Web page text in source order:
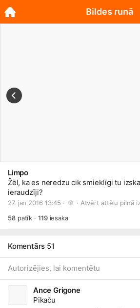
Limpo
Žēl, ka es neredzu cik smieklīgi tu
ieraudzīji?
27. jan 2016 13:45 · · Atvērt attēlu pilnā
58patīk · 119iesaka
Komentārs 51
Autorizējies, lai komentētu
Ance Grigone
Pikaču
Bildes runā